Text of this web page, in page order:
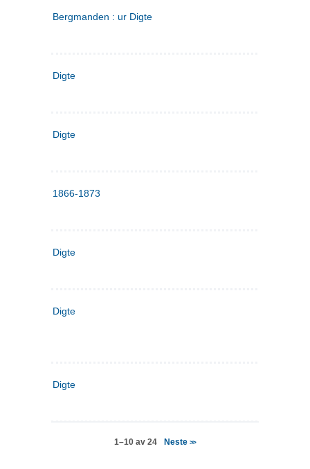
Bergmanden : ur Digte
Digte
Digte
1866-1873
Digte
Digte
Digte
1–10 av 24 Neste>>